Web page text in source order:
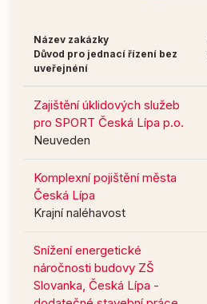
Název zakázky
Důvod pro jednací řízení bez
uveřejnéní
Zajištění úklidových služeb
pro SPORT Česká Lípa p.o.
Neuveden
Komplexní pojištění města
Česká Lípa
Krajní naléhavost
Snížení energetické
náročnosti budovy ZŠ
Slovanka, Česká Lípa -